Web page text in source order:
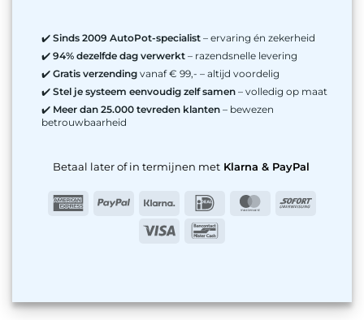
✔️Sinds 2009 AutoPot-specialist – ervaring én zekerheid
✔️94% dezelfde dag verwerkt – razendsnelle levering
✔️Gratis verzending vanaf € 99,- – altijd voordelig
✔️Stel je systeem eenvoudig zelf samen – volledig op maat
✔️ Meer dan 25.000 tevreden klanten – bewezen
betrouwbaarheid
Betaal later of in termijnen metKlarna & PayPal
AmericanPayPal Klarna IDeal MasterCard
Sofort
Visa